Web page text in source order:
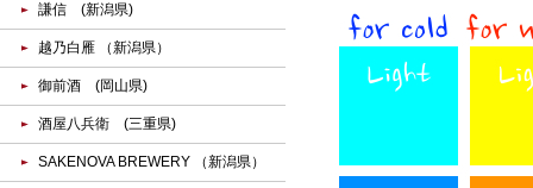
謙信 (新潟県)
越乃白雁 （新潟県）
御前酒 (岡山県)
酒屋八兵衛 (三重県)
SAKENOVA BREWERY （新潟県）